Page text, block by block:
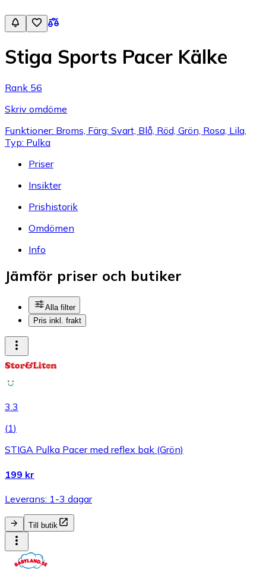
Stiga Sports Pacer Kälke
Rank 56
Skriv omdöme
Funktioner: Broms, Färg: Svart, Blå, Röd, Grön, Rosa, Lila,
Typ: Pulka
Priser
Insikter
Prishistorik
Omdömen
Info
Jämför priser och butiker
Alla filter
Pris inkl. frakt
3.3
(1)
STIGA Pulka Pacer med reflex bak (Grön)
199 kr
Leverans: 1-3 dagar
Till butik